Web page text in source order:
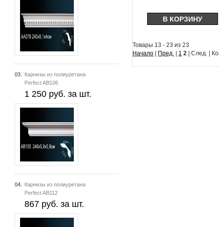
03.
Карнизы из полиуретана
Perfect AB106
1 250 руб. за шт.
04.
Карнизы из полиуретана
Perfect AB112
867 руб. за шт.
Товары 13 - 23 из 23
Начало
Пред. 1 2 | След. |